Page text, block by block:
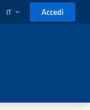
SELEZIONE LINGUA: LINGUA
IT Accedi